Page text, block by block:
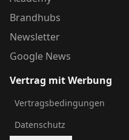
Brandhubs
Newsletter
Google News
Vertrag mit Werbung
Vertragsbedingungen
Datenschutz